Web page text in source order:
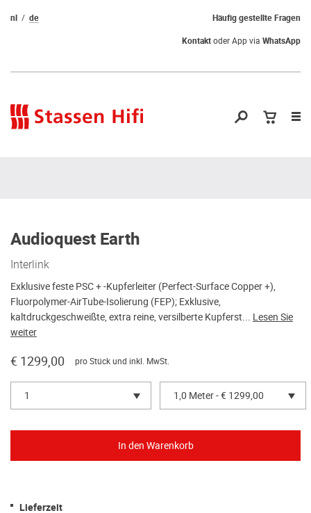
Häufig gestellte Fragen
nl
de
Kontaktoder App via WhatsApp
Audioquest Earth
Interlink
Exklusive feste PSC + -Kupferleiter (Perfect-Surface Copper +),
Fluorpolymer-AirTube-Isolierung (FEP); Exklusive,
kaltdruckgeschweißte, extra reine, versilberte Kupferst... Lesen Sie
weiter
€ 1299,00 pro Stück und inkl. MwSt.
1 1,0 Meter - € 1299,00
Lieferzeit